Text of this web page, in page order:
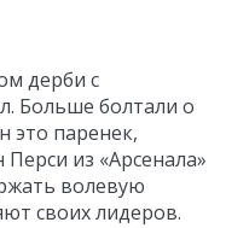
дерби с
Больше болтали о
это паренек,
из «Арсенала»
волевую
своих лидеров.